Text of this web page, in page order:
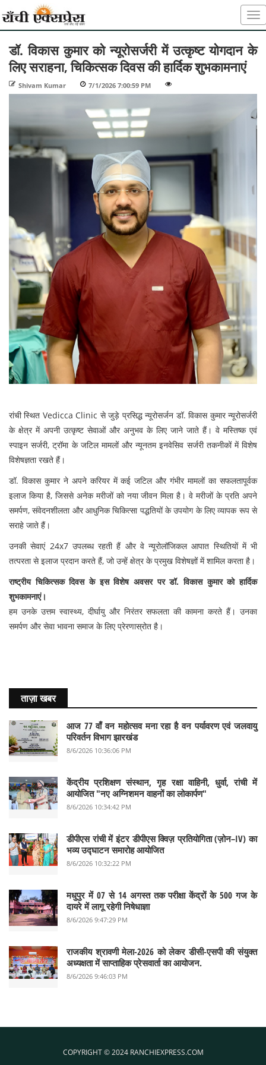
डॉ. विकास कुमार को न्यूरोसर्जरी में उत्कृष्ट योगदान के
लिए सराहना, चिकित्सक दिवस की हार्दिक शुभकामनाएं
Shivam Kumar 7/1/2026 7:00:59 PM
रांची स्थित Vedicca Clinic से जुड़े प्रसिद्ध न्यूरोसर्जन डॉ. विकास कुमार न्यूरोसर्जरी
के क्षेत्र में अपनी उत्कृष्ट सेवाओं और अनुभव के लिए जाने जाते हैं। वे मस्तिष्क एवं
स्पाइन सर्जरी, ट्रॉमा के जटिल मामलों और न्यूनतम इनवेसिव सर्जरी तकनीकों में विशेष
विशेषज्ञता रखते हैं।
डॉ. विकास कुमार ने अपने करियर में कई जटिल और गंभीर मामलों का सफलतापूर्वक
इलाज किया है, जिससे अनेक मरीजों को नया जीवन मिला है। वे मरीजों के प्रति अपने
समर्पण, संवेदनशीलता और आधुनिक चिकित्सा पद्धतियों के उपयोग के लिए व्यापक रूप से
सराहे जाते हैं।
उनकी सेवाएं 24x7 उपलब्ध रहती हैं और वे न्यूरोलॉजिकल आपात स्थितियों में भी
तत्परता से इलाज प्रदान करते हैं, जो उन्हें क्षेत्र के प्रमुख विशेषज्ञों में शामिल करता है।
राष्ट्रीय चिकित्सक दिवस के इस विशेष अवसर पर डॉ. विकास कुमार को हार्दिक
शुभकामनाएं।
हम उनके उत्तम स्वास्थ्य, दीर्घायु और निरंतर सफलता की कामना करते हैं। उनका
समर्पण और सेवा भावना समाज के लिए प्रेरणास्रोत है।
ताज़ा खबर
आज 77 वाँ वन महोत्सव मना रहा है वन पर्यावरण एवं जलवायु
परिवर्तन विभाग झारखंड
8/6/2026 10:36:06 PM
केंद्रीय प्रशिक्षण संस्थान, गृह रक्षा वाहिनी, धुर्वा, रांची में
आयोजित "नए अग्निशमन वाहनों का लोकार्पण"
8/6/2026 10:34:42 PM
डीपीएस रांची में इंटर डीपीएस क्विज़ प्रतियोगिता (ज़ोन–IV) का
भव्य उद्घाटन समारोह आयोजित
8/6/2026 10:32:22 PM
मधुपुर में 07 से 14 अगस्त तक परीक्षा केंद्रों के 500 गज के
दायरे में लागू रहेगी निषेधाज्ञा
8/6/2026 9:47:29 PM
राजकीय श्रावणी मेला-2026 को लेकर डीसी-एसपी की संयुक्त
अध्यक्षता में साप्ताहिक प्रेसवार्ता का आयोजन.
8/6/2026 9:46:03 PM
COPYRIGHT © 2024 RANCHIEXPRESS.COM